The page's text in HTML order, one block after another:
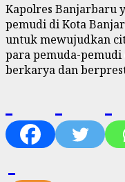
Kapolres Banjarbaru
pemudi di Kota
untuk mewujudkan
para pemuda-
berkarya dan